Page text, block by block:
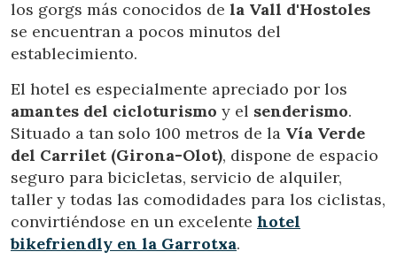
los gorgs más conocidos de la Vall d'Hostoles
se encuentran a pocos minutos del
establecimiento.
El hotel es especialmente apreciado por los
amantes del cicloturismo y el senderismo.
Situado a tan solo 100 metros de la Vía Verde
del Carrilet (Girona-Olot), dispone de espacio
seguro para bicicletas, servicio de alquiler,
taller y todas las comodidades para los ciclistas,
convirtiéndose en un excelente hotel
bikefriendly en la Garrotxa.
Modificar cookies
Técnicas y funcionales
Siempre activas
Este sitio web utiliza Cookies propias para recopilar
información con la finalidad de mejorar nuestros servicios.
Si continua navegando, supone la aceptación de la
instalación de las mismas. El usuario tiene la posibilidad
de configurar su navegador pudiendo, si así lo desea,
impedir que sean instaladas en su disco duro, aunque
deberá tener en cuenta que dicha acción podrá ocasionar